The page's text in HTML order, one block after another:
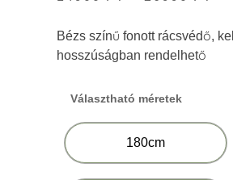
Bézs színű fonott rácsvédő,
hosszúságban rendelhető
Választható méretek
180cm